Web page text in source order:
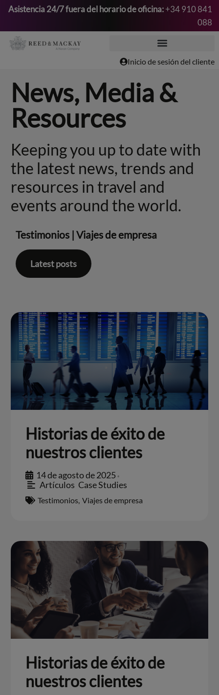
contenido
Asistencia 24/7 fuera del horario de oficina:+34 910 841
088
Inicio de sesión del cliente
News, Media &
Resources
Keeping you up to date with
the latest news, trends and
resources in travel and
events around the world.
Testimonios |Viajes de empresa
Latest posts
Historias de éxito de
nuestros clientes
14 de agosto de 2025 •
Artículos Case Studies
Testimonios, Viajes de empresa
Historias de éxito de
nuestros clientes